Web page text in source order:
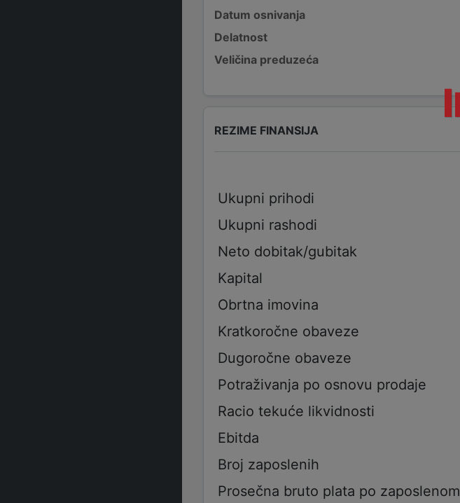
Datum osnivanja
Delatnost
Veličina preduzeća
REZIME FINANSIJA
Ukupni prihodi
Ukupni rashodi
Neto dobitak/gubitak
Kapital
Obrtna imovina
Kratkoročne obaveze
Dugoročne obaveze
Potraživanja po osnovu prodaje
Racio tekuće likvidnosti
Ebitda
Broj zaposlenih
Prosečna bruto plata po zaposlenom